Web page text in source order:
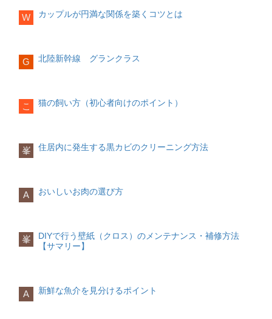
代表例
階段・廊下照明
❌ 原則DIY不可
提
のため、基本的に電気工事扱いです。
特徴
現在の主流
画鋲穴・小さな傷
広範囲の黒カビ
波打ち・浮きが大きい場合
3. 壁紙の基本メンテナンス（清掃）
方法概要
乾いた布やハンディモップでホコリ除去
く
強く擦らない
DIYで失敗しないための原則は以下の5つ
です。
用途（素材・屋内外）を最優先で選ぶ
下地処理を省略しない
W カップルが円満な関係を築くコツとは
G 北陸新幹線 グランクラス
こ 猫の飼い方（初心者向けのポイント）
峯 住居内に発生する黒カビのクリーニング方法
A おいしいお肉の選び方
峯
DIYで行う壁紙（クロス）のメンテナンス・補修方法
【サマリー】
A 新鮮な魚介を見分けるポイント